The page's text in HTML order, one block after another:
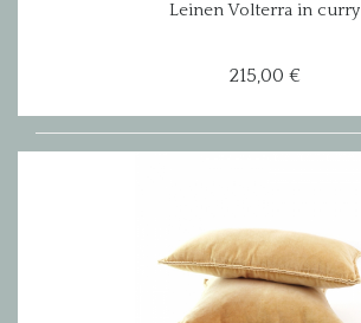
Leinen Volterra in curry
215,00 €